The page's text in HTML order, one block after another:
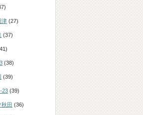
津 (27)
(37)
(38)
(39)
23 (39)
秋田 (36)